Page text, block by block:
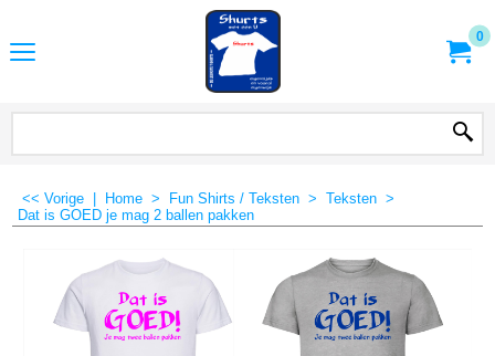
0
<< Vorige Home > Fun Shirts / Teksten > Teksten >
Dat is GOED je mag 2 ballen pakken